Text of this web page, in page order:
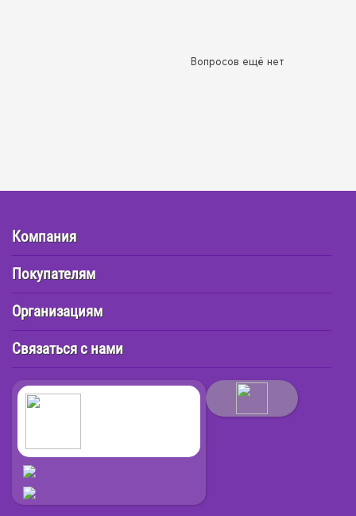
Вопросов ещё нет
Компания
Покупателям
Организациям
Связаться с нами